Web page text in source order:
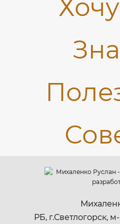
РБ, г.Светлогорск,